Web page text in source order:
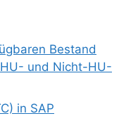
Bestand
und Nicht-HU-
in SAP